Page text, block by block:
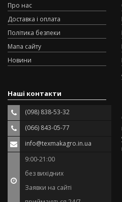
Про нас
Доставка і оплата
Політика безпеки
Мапа сайту
Новини
Наші контакти
(098) 838-53-32
(066) 843-05-77
info@texmakagro.in.ua
9:00-21:00
без вихідних
Заявки на сайті